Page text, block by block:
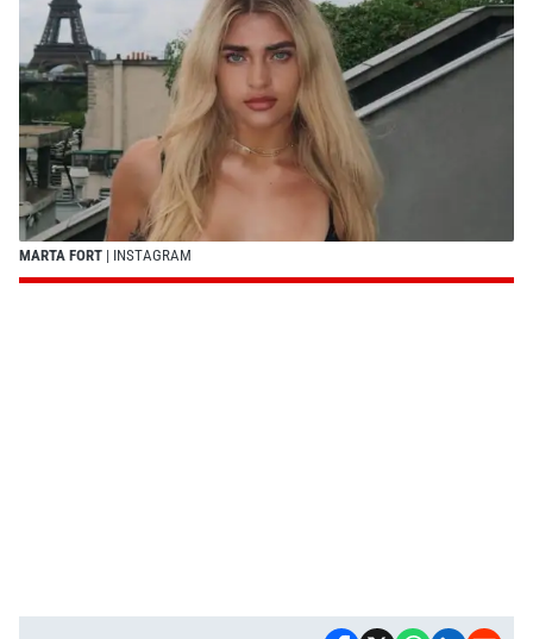
MARTA FORT | INSTAGRAM